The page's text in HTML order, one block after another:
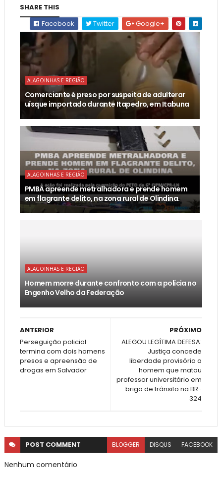
SHARE THIS
Facebook
Twitter Google+
ALAGOINHAS E REGIÃO
Comerciante é preso por suspeita de adulterar
uísque importado durante Itapedro, em Itabuna
ALAGOINHAS E REGIÃO
PMBA apreende metralhadora e prende homem
em flagrante delito, na zona rural de Olindina.
ALAGOINHAS E REGIÃO
Homem morre durante confronto com a polícia no
Engenho Velho da Federação
PRÓXIMO
ALEGOU LEGÍTIMA DEFESA:
Justiça concede
liberdade provisória a
homem que matou
professor universitário em
briga de trânsito na BR-
324
ANTERIOR
Perseguição policial
termina com dois homens
presos e apreensão de
drogas em Salvador
POST COMMENT BLOGGER DISQUS FACEBOOK
Nenhum comentário